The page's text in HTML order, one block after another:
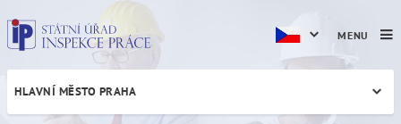
HLAVNÍ MĚSTO PRAHA
MENU